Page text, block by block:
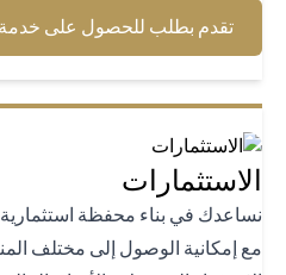
تقدم بطلب للحصول على خدمة
في بناء محفظة استثمارية
إمكانية الوصول إلى مختلف